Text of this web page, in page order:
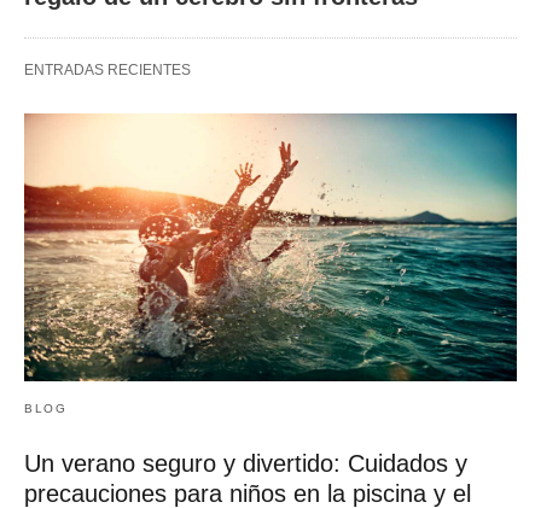
ENTRADAS RECIENTES
BLOG
Un verano seguro y divertido: Cuidados y
precauciones para niños en la piscina y el